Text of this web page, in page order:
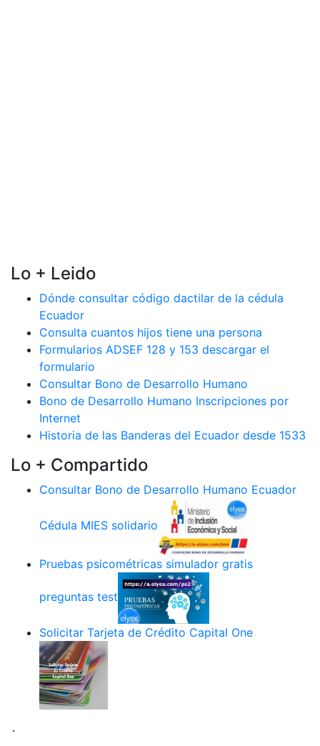
Lo + Leido
Dónde consultar código dactilar de la cédula
Ecuador
Consulta cuantos hijos tiene una persona
Formularios ADSEF 128 y 153 descargar el
formulario
Consultar Bono de Desarrollo Humano
Bono de Desarrollo Humano Inscripciones por
Internet
Historia de las Banderas del Ecuador desde 1533
Lo + Compartido
Consultar Bono de Desarrollo Humano Ecuador
Cédula MIES solidario
Pruebas psicométricas simulador gratis
preguntas test
Solicitar Tarjeta de Crédito Capital One
.